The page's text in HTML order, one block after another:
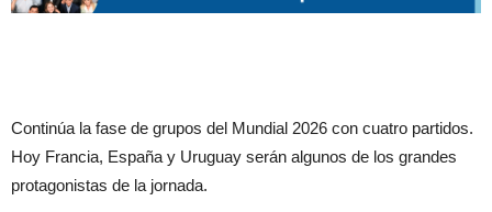
Continúa la fase de grupos del Mundial 2026 con cuatro partidos.
Hoy Francia, España y Uruguay serán algunos de los grandes
protagonistas de la jornada.